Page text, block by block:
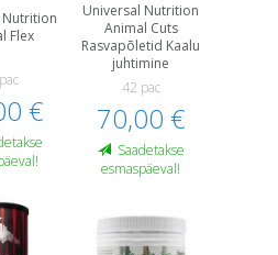
Nutrition
Flex
€
Universal Nutrition
Animal Cuts
Rasvapõletid Kaalu
juhtimine
42 pac
70,00 €
Saadetakse
esmaspäeval!